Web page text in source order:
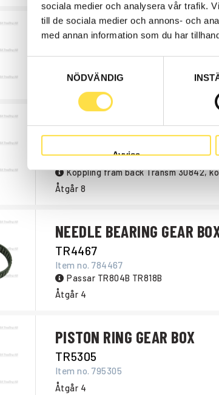
sociala medier och analysera vår trafik.
till de sociala medier och annons- och
med annan information som du har
NÖDVÄNDIG
Avvisa
THRUST WASHER
Åtgår12
NEEDLE BEARING GEAR
Item no.795433
Koppling fram back Transm 30842,
Åtgår 8
NEEDLE BEARING GEAR
TR4467
Item no.784467
Passar TR804B TR818B
Åtgår 4
PISTON RING GEAR BOX
TR5305
Item no.795305
Åtgår 4